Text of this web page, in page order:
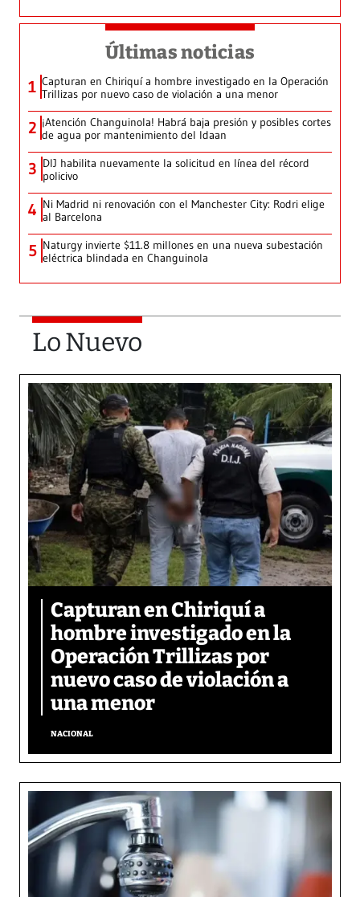
Últimas noticias
1 Capturan en Chiriquí a hombre investigado en la Operación
Trillizas por nuevo caso de violación a una menor
2 ¡Atención Changuinola! Habrá baja presión y posibles cortes
de agua por mantenimiento del Idaan
3 DIJ habilita nuevamente la solicitud en línea del récord
policivo
4 Ni Madrid ni renovación con el Manchester City: Rodri elige
al Barcelona
5 Naturgy invierte $11.8 millones en una nueva subestación
eléctrica blindada en Changuinola
Lo Nuevo
Capturan en Chiriquí a
hombre investigado en la
Operación Trillizas por
nuevo caso de violación a
una menor
NACIONAL